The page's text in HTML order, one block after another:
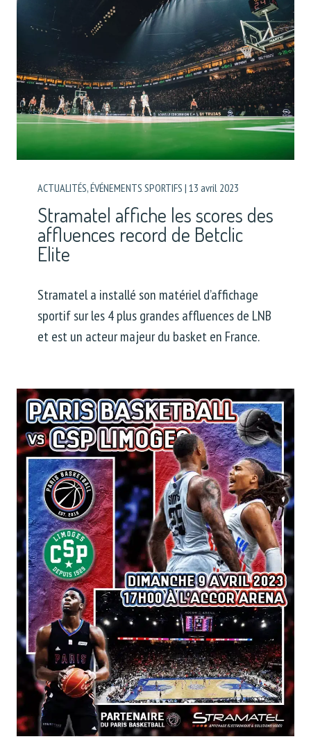
ACTUALITÉS,ÉVÉNEMENTS SPORTIFS | 13 avril 2023
Stramatel affiche les scores des
affluences record de Betclic
Elite
Stramatel a installé son matériel d’affichage
sportif sur les 4 plus grandes affluences de LNB
et est un acteur majeur du basket en France.